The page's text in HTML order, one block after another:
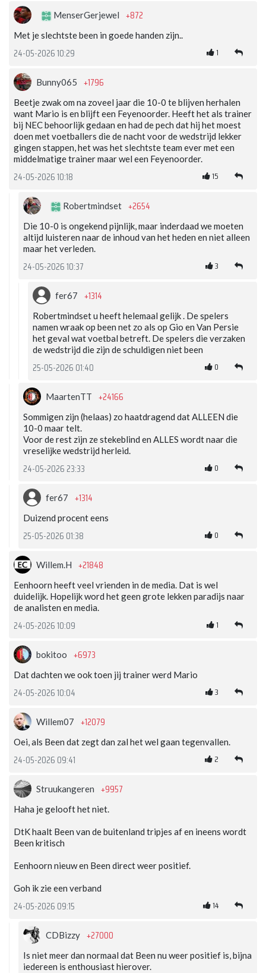
MenserGerjewel +872
Met je slechtste been in goede handen zijn..
24-05-2026 10:29 1
Bunny065 +1796
Beetje zwak om na zoveel jaar die 10-0 te blijven herhalen
want Mario is en blijft een Feyenoorder. Heeft het als trainer
bij NEC behoorlijk gedaan en had de pech dat hij het moest
doen met voetballers die de nacht voor de wedstrijd lekker
gingen stappen, het was het slechtste team ever met een
middelmatige trainer maar wel een Feyenoorder.
24-05-2026 10:18 15
Robertmindset +2654
Die 10-0 is ongekend pijnlijk, maar inderdaad we moeten
altijd luisteren naar de inhoud van het heden en niet alleen
maar het verleden.
24-05-2026 10:37 3
fer67 +1314
Robertmindset u heeft helemaal gelijk . De spelers
namen wraak op been net zo als op Gio en Van Persie
het geval wat voetbal betreft. De spelers die verzaken
de wedstrijd die zijn de schuldigen niet been
25-05-2026 01:40 0
MaartenTT +24166
Sommigen zijn (helaas) zo haatdragend dat ALLEEN die
10-0 maar telt.
Voor de rest zijn ze stekeblind en ALLES wordt naar die
vreselijke wedstrijd herleid.
24-05-2026 23:33 0
fer67 +1314
Duizend procent eens
25-05-2026 01:38 0
Willem.H +21848
Eenhoorn heeft veel vrienden in de media. Dat is wel
duidelijk. Hopelijk word het geen grote lekken paradijs naar
de analisten en media.
24-05-2026 10:09 1
bokitoo +6973
Dat dachten we ook toen jij trainer werd Mario
24-05-2026 10:04 3
Willem07 +12079
Oei, als Been dat zegt dan zal het wel gaan tegenvallen.
24-05-2026 09:41 2
Struukangeren +9957
Haha je gelooft het niet.
DtK haalt Been van de buitenland tripjes af en ineens wordt
Been kritisch
Eenhoorn nieuw en Been direct weer positief.
Goh ik zie een verband
24-05-2026 09:15 14
CDBizzy +27000
Is niet meer dan normaal dat Been nu weer positief is, bijna
iedereen is enthousiast hierover.